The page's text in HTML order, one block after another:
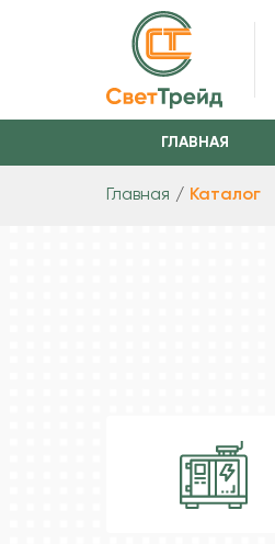
ГЛАВНАЯ
Главная Каталог